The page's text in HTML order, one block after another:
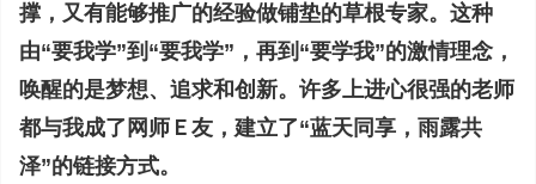
撑，又有能够推广的经验做铺垫的草根专家。这种
由“要我学”到“要我学”，再到“要学我”的激情理念，
唤醒的是梦想、追求和创新。许多上进心很强的老师
都与我成了网师Ｅ友，建立了“蓝天同享，雨露共
泽”的链接方式。